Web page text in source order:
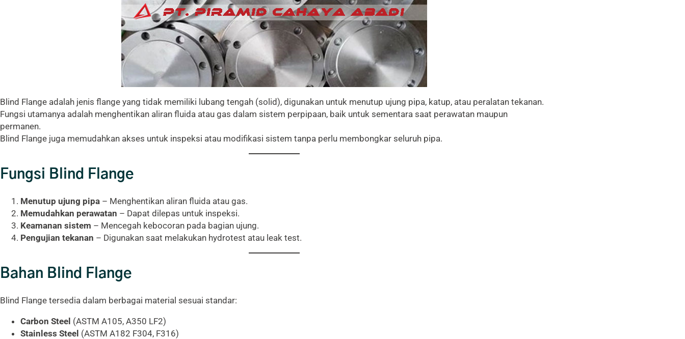
Blind Flange adalah jenis flange yang tidak memiliki lubang tengah (solid), digunakan untuk menutup ujung pipa, katup, atau peralatan tekanan.
Fungsi utamanya adalah menghentikan aliran fluida atau gas dalam sistem perpipaan, baik untuk sementara saat perawatan maupun
permanen.
Blind Flange juga memudahkan akses untuk inspeksi atau modifikasi sistem tanpa perlu membongkar seluruh pipa.
Fungsi Blind Flange
Menutup ujung pipa – Menghentikan aliran fluida atau gas.
Memudahkan perawatan – Dapat dilepas untuk inspeksi.
Keamanan sistem – Mencegah kebocoran pada bagian ujung.
Pengujian tekanan – Digunakan saat melakukan hydrotest atau leak test.
Bahan Blind Flange
Blind Flange tersedia dalam berbagai material sesuai standar:
Carbon Steel (ASTM A105, A350 LF2)
Stainless Steel (ASTM A182 F304, F316)